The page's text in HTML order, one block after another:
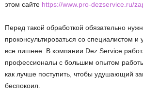
этом сайте https://www.pro-dezservice.ru/
Перед такой обработкой обязательно
проконсультироваться со специалистом
все лишнее. В компании Dez Service
профессионалы с большим опытом
как лучше поступить, чтобы удушающий
беспокоил.